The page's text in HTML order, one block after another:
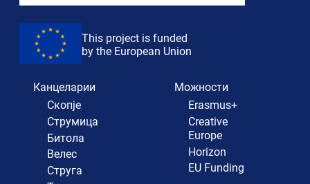
This project is funded
by the European Union
Канцеларии
Скопје
Струмица
Битола
Велес
Струга
Можности
Erasmus+
Creative
Europe
Horizon
EU Funding